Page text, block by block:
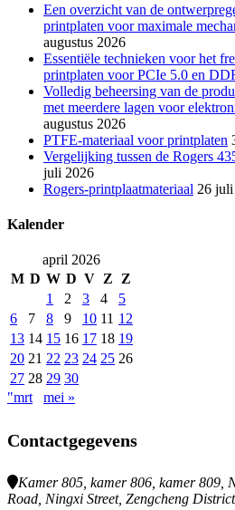
Een overzicht van de
printplaten voor maximale
augustus 2026
Essentiële technieken voor het
printplaten voor PCIe 5.0 en
Volledig beheersing van de
met meerdere lagen voor
augustus 2026
PTFE-materiaal voor printplaten
Vergelijking tussen de Rogers
juli 2026
Rogers-printplaatmateriaal 26
Kalender
april 2026
M D W D V Z
Z
1
2 3 4
5
6
7 8 9 10 11 12
13 14 15 16 17 18 19
20 21 22 23 24 25 26
27 28 29 30
"mrt
mei »
Contactgegevens
Kamer 805, kamer 806, kamer 809,
Road, Ningxi Street, Zengcheng